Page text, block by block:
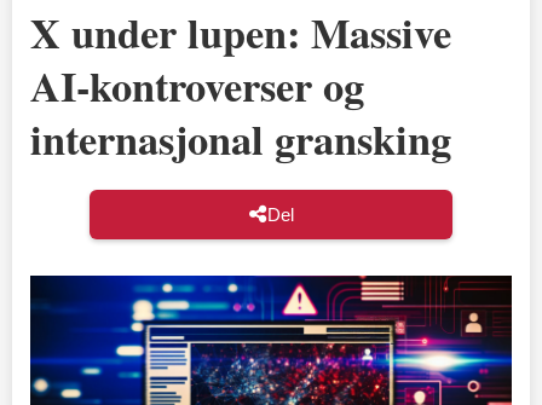
X under lupen: Massive
AI-kontroverser og
internasjonal gransking
Del